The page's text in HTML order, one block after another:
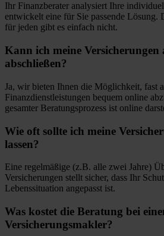
Ihr Finanzberater analysiert Ihre
entwickelt eine für Sie passende Lösung.
für jeden gibt es einfach nicht.
Kann ich meine Versicherungen
abschließen?
Ja, wir bieten Ihnen die Möglichkeit, fast
Finanzdienstleistungen bequem online
gesamter Beratungsprozess ist online
Wie oft sollte ich meine
lassen?
Eine regelmäßige (z.B. alle zwei Jahre)
Versicherungen stellt sicher, dass Ihr
Lebenssituation angepasst ist.
Was kostet die Beratung bei
Versicherungsmakler?